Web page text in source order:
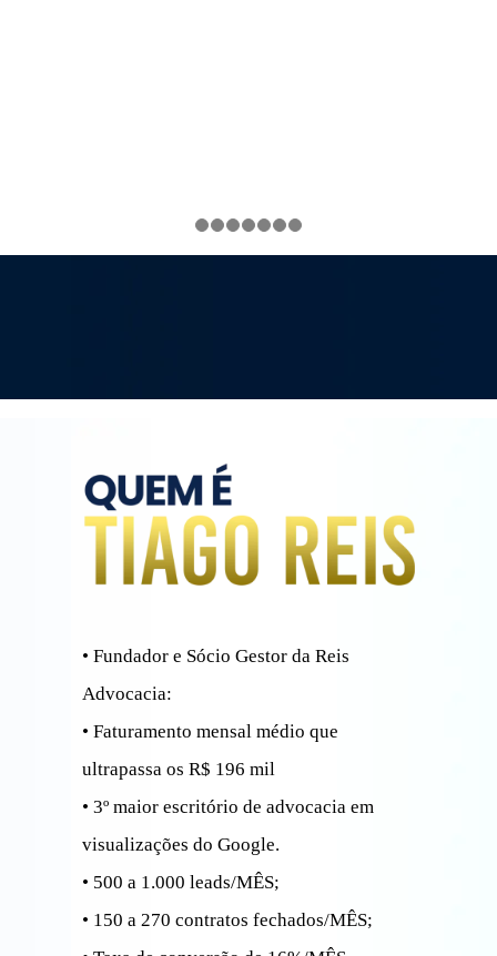
• Fundador e Sócio Gestor da Reis
Advocacia:
• Faturamento mensal médio que
ultrapassa os R$ 196 mil
• 3º maior escritório de advocacia em
visualizações do Google.
• 500 a 1.000 leads/MÊS;
• 150 a 270 contratos fechados/MÊS;